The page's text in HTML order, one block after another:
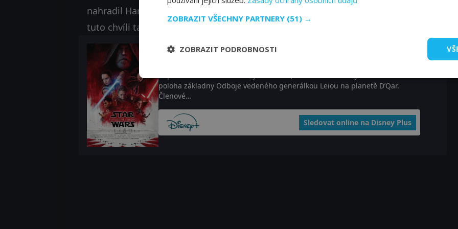
nahradil Harrisona Forda. Ale kdo ztvární nového Lukea, jestli vůbec někdo, je v
tuto chvíli tajemství.
poloha základny Odboje vedeného generálkou Leiou na planetě D’Qar.
Členové…
Sledovat online na Disney Plus
ZOBRAZIT VŠECHNY PARTNERY (51) →
ZOBRAZIT PODROBNOSTI